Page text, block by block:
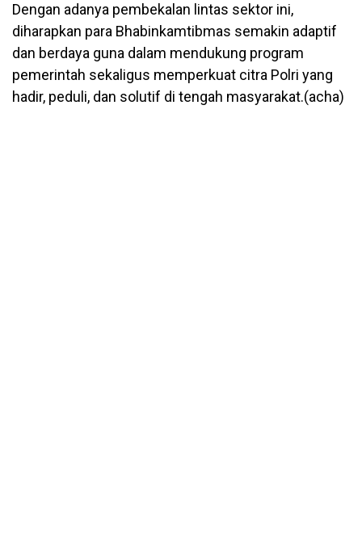
Dengan adanya pembekalan lintas sektor ini,
diharapkan para Bhabinkamtibmas semakin adaptif
dan berdaya guna dalam mendukung program
pemerintah sekaligus memperkuat citra Polri yang
hadir, peduli, dan solutif di tengah masyarakat.(acha)